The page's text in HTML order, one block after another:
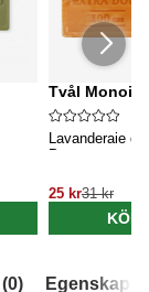
Tvål Monoi
Lavanderaie
Provence
25 kr31 kr
KÖP
(0) Egenskaper